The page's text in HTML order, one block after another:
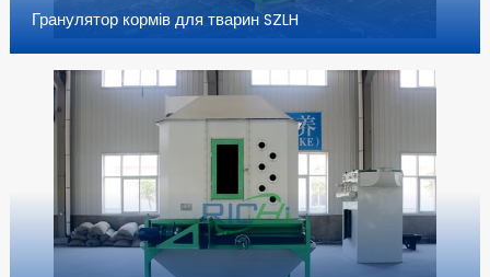
Гранулятор кормів для тварин SZLH